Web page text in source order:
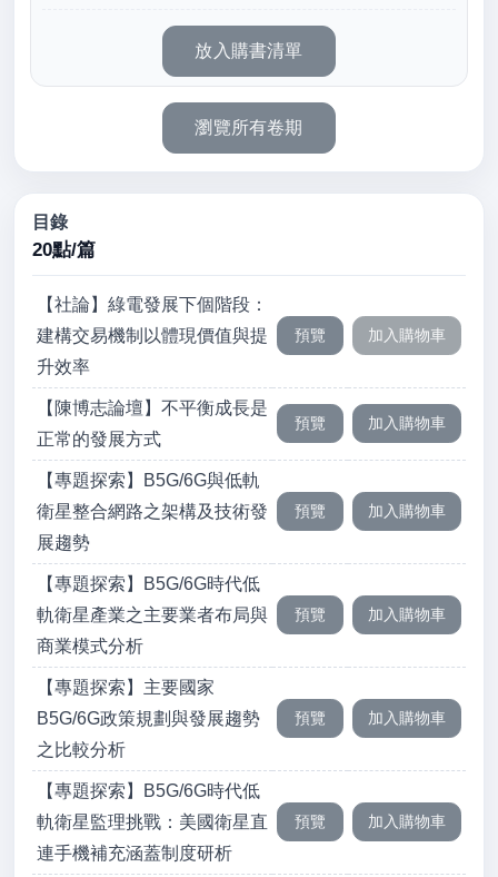
目錄
20點/篇
【社論】綠電發展下個階段：
建構交易機制以體現價值與提
升效率
【陳博志論壇】不平衡成長是
正常的發展方式
【專題探索】B5G/6G與低軌
衛星整合網路之架構及技術發
展趨勢
【專題探索】B5G/6G時代低
軌衛星產業之主要業者布局與
商業模式分析
【專題探索】主要國家
B5G/6G政策規劃與發展趨勢
之比較分析
【專題探索】B5G/6G時代低
軌衛星監理挑戰：美國衛星直
連手機補充涵蓋制度研析